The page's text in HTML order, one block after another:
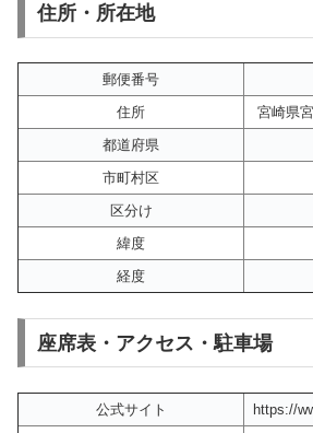
住所・所在地
郵便番号
住所
宮崎県
都道府県
市町村区
区分け
緯度
経度
座席表・アクセス・駐車場
公式サイト https://